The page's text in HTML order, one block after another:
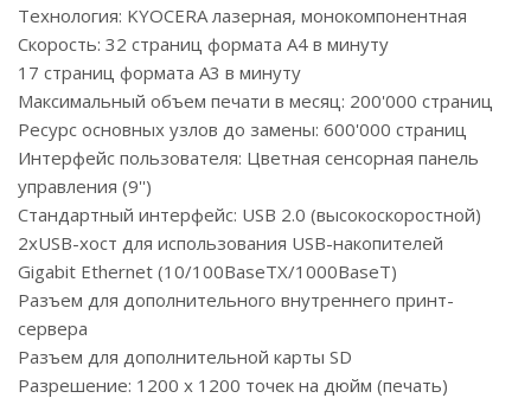
Технология: KYOCERA лазерная, монокомпонентная
Скорость: 32 страниц формата A4 в минуту
17 страниц формата A3 в минуту
Максимальный объем печати в месяц: 200'000 страниц
Ресурс основных узлов до замены: 600'000 страниц
Интерфейс пользователя: Цветная сенсорная панель
управления (9'')
Стандартный интерфейс: USB 2.0 (высокоскоростной)
2xUSB-хост для использования USB-накопителей
Gigabit Ethernet (10/100BaseTX/1000BaseT)
Разъем для дополнительного внутреннего принт-
сервера
Разъем для дополнительной карты SD
Разрешение: 1200 x 1200 точек на дюйм (печать)